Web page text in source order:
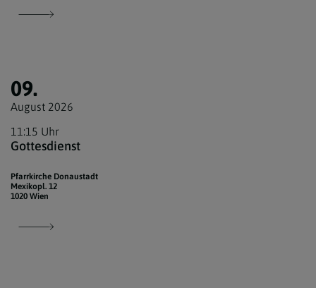
09.
August 2026
11:15 Uhr
Gottesdienst
Pfarrkirche Donaustadt
Mexikopl. 12
1020 Wien